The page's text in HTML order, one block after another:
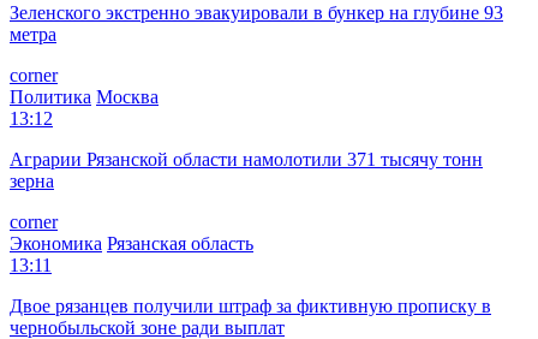
Зеленского экстренно эвакуировали в бункер на глубине 93
метра
corner
Политика Москва
13:12
Аграрии Рязанской области намолотили 371 тысячу тонн
зерна
corner
Экономика Рязанская область
13:11
Двое рязанцев получили штраф за фиктивную прописку в
чернобыльской зоне ради выплат